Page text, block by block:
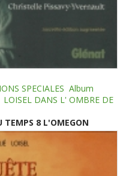
SPECIALES Album
LOISEL DANS L' OMBRE DE
TEMPS 8 L'OMEGON